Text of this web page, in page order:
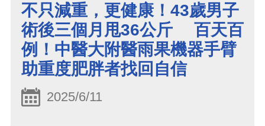
不只減重，更健康！43歲男子
術後三個月甩36公斤 百天百
例！中醫大附醫雨果機器手臂
助重度肥胖者找回自信
2025/6/11